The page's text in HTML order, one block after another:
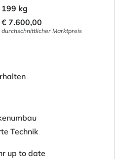
199 kg
€ 7.600,00
durchschnittlicher Marktpreis
Technik
up to date